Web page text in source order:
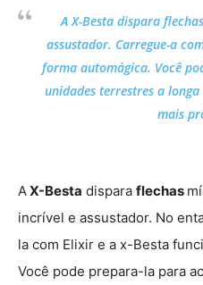
A X-Besta dispara
assustador. Carregue-a
forma automágica. Você
unidades terrestres a
mais
AX-Besta dispara flechas
incrível e assustador. No
la com Elixir e a x-Besta
Você pode prepara-la para